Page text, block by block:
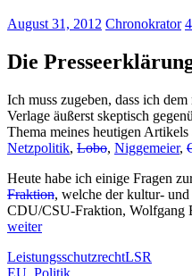
August 31, 2012 Chronokrator
Die
Ich muss zugeben, dass ich
Verlage äußerst skeptisch
Thema meines heutigen Artikels
Netzpolitik, Lobo, Niggemeier,
Heute habe ich einige Fragen
Fraktion, welche der kultur-
CDU/CSU-Fraktion, Wolfgang
weiter
LeistungsschutzrechtLSR
EU Politik